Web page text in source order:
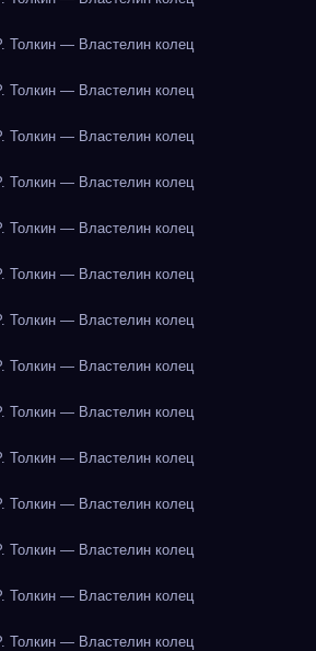
Толкин — Властелин колец
Толкин — Властелин колец
Толкин — Властелин колец
Толкин — Властелин колец
Толкин — Властелин колец
Толкин — Властелин колец
Толкин — Властелин колец
Толкин — Властелин колец
Толкин — Властелин колец
Толкин — Властелин колец
Толкин — Властелин колец
Толкин — Властелин колец
Толкин — Властелин колец
Толкин — Властелин колец